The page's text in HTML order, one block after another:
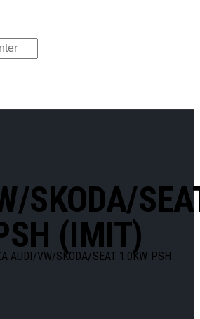
SKODA/
(IMIT)
AUDI/VW/SKODA/SEAT 1.0KW PSH